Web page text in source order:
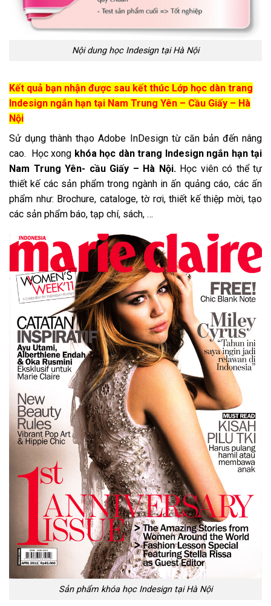
Nội dung học Indesign tại Hà Nội
Kết quả bạn nhận được sau kết thúc Lớp học dàn trang
Indesign ngắn hạn tại Nam Trung Yên – Cầu Giấy – Hà
Nội
Sử dụng thành thạo Adobe InDesign từ căn bản đến nâng
cao. Học xong khóa học dàn trang Indesign ngắn hạn tại
Nam Trung Yên- cầu Giấy – Hà Nội. Học viên có thể tự
thiết kế các sản phẩm trong ngành in ấn quảng cáo, các ấn
phẩm như: Brochure, cataloge, tờ rơi, thiết kế thiệp mời, tạo
các sản phẩm báo, tạp chí, sách, …
Sản phẩm khóa học Indesign tại Hà Nội